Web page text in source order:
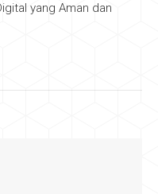
yang Aman dan